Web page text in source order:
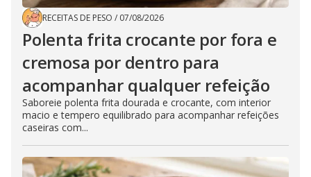
RECEITAS DE PESO / 07/08/2026
Polenta frita crocante por fora e
cremosa por dentro para
acompanhar qualquer refeição
Saboreie polenta frita dourada e crocante, com interior
macio e tempero equilibrado para acompanhar refeições
caseiras com...